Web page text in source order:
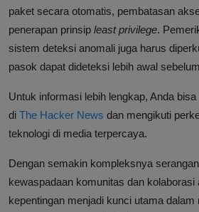
paket secara otomatis, pembatasan
penerapan prinsip least privilege.
sistem deteksi anomali juga harus
pasok dapat dideteksi lebih awal
Untuk informasi lebih lengkap, Anda
di The Hacker News dan mengikuti
teknologi di media terpercaya.
Dengan semakin kompleksnya
kewaspadaan komunitas dan kolaborasi
kepentingan menjadi kunci utama